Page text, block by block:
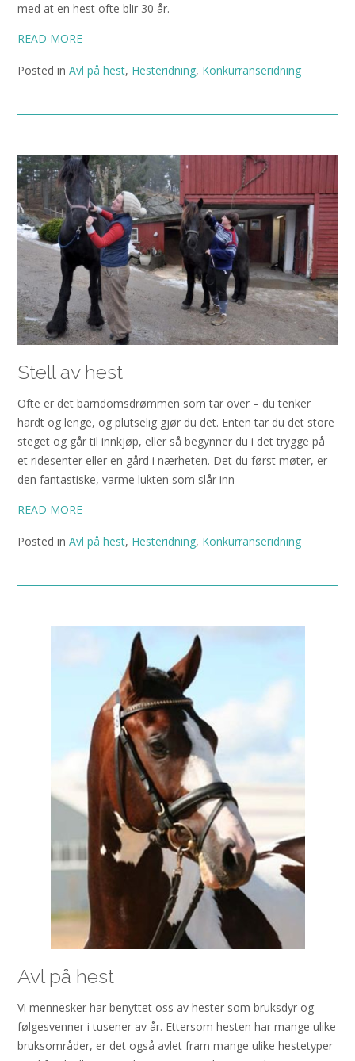
med at en hest ofte blir 30 år.
READ MORE
Posted in Avl på hest, Hesteridning, Konkurranseridning
Stell av hest
Ofte er det barndomsdrømmen som tar over – du tenker
hardt og lenge, og plutselig gjør du det. Enten tar du det store
steget og går til innkjøp, eller så begynner du i det trygge på
et ridesenter eller en gård i nærheten. Det du først møter, er
den fantastiske, varme lukten som slår inn
READ MORE
Posted in Avl på hest, Hesteridning, Konkurranseridning
Avl på hest
Vi mennesker har benyttet oss av hester som bruksdyr og
følgesvenner i tusener av år. Ettersom hesten har mange ulike
bruksområder, er det også avlet fram mange ulike hestetyper